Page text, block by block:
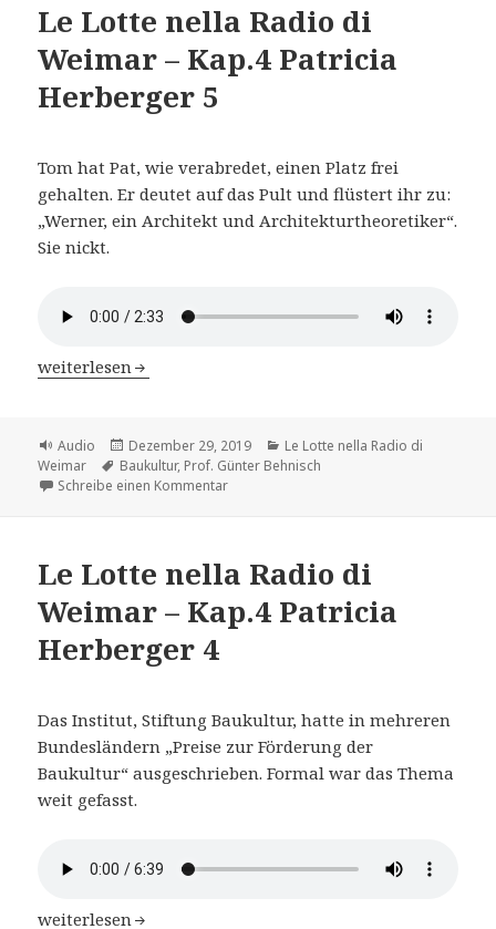
Le Lotte nella Radio di
Weimar – Kap.4 Patricia
Herberger 5
Tom hat Pat, wie verabredet, einen Platz frei
gehalten. Er deutet auf das Pult und flüstert ihr zu:
„Werner, ein Architekt und Architekturtheoretiker“.
Sie nickt.
Le Lotte nella Radio di Weimar – Kap.4 Patricia
weiterlesen
Format
Audio
Veröffentlicht
am
Dezember 29, 2019 Kategorien
Le Lotte nella Radio di
Weimar
Schlagwörter
Baukultur, Prof. Günter Behnisch
Schreibe einen Kommentarzu Le Lotte nella Radio di Weimar – Kap.4
Le Lotte nella Radio di
Weimar – Kap.4 Patricia
Herberger 4
Das Institut, Stiftung Baukultur, hatte in mehreren
Bundesländern „Preise zur Förderung der
Baukultur“ ausgeschrieben. Formal war das Thema
weit gefasst.
Le Lotte nella Radio di Weimar – Kap.4 Patricia
weiterlesen